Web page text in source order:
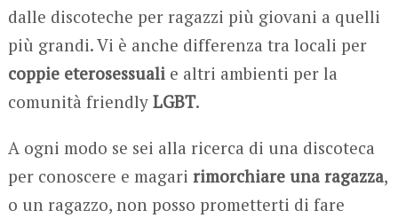
dalle discoteche per ragazzi più giovani a quelli
più grandi. Vi è anche differenza tra locali per
coppie eterosessualie altri ambienti per la
comunità friendly LGBT.
A ogni modo se sei alla ricerca di una discoteca
per conoscere e magari rimorchiare una ragazza,
o un ragazzo, non posso prometterti di fare